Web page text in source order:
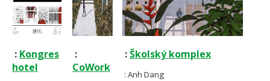
: Kongres
hotel
:
CoWork
:Školský komplex
: Anh Dang